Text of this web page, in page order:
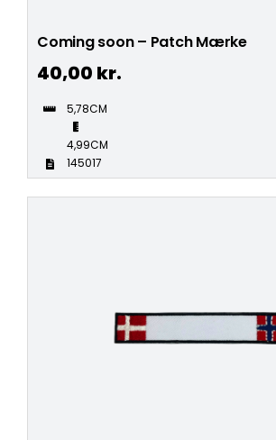
Coming soon – Patch Mærke
40,00 kr.
5,78CM
4,99CM
145017